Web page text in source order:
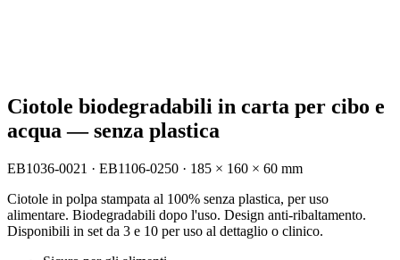
Ciotole biodegradabili in carta per cibo e
acqua — senza plastica
EB1036-0021 · EB1106-0250 · 185 × 160 × 60 mm
Ciotole in polpa stampata al 100% senza plastica, per uso
alimentare. Biodegradabili dopo l'uso. Design anti-ribaltamento.
Disponibili in set da 3 e 10 per uso al dettaglio o clinico.